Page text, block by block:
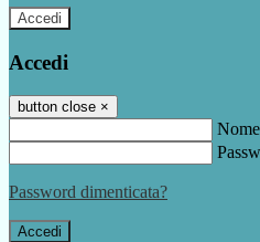
Accedi
Accedi
button close ×
Password dimenticata?